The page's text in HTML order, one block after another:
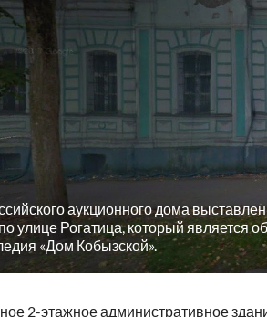
аукционного дома
улице Рогатица, который является
«Дом Кобызской».
2-этажное административное